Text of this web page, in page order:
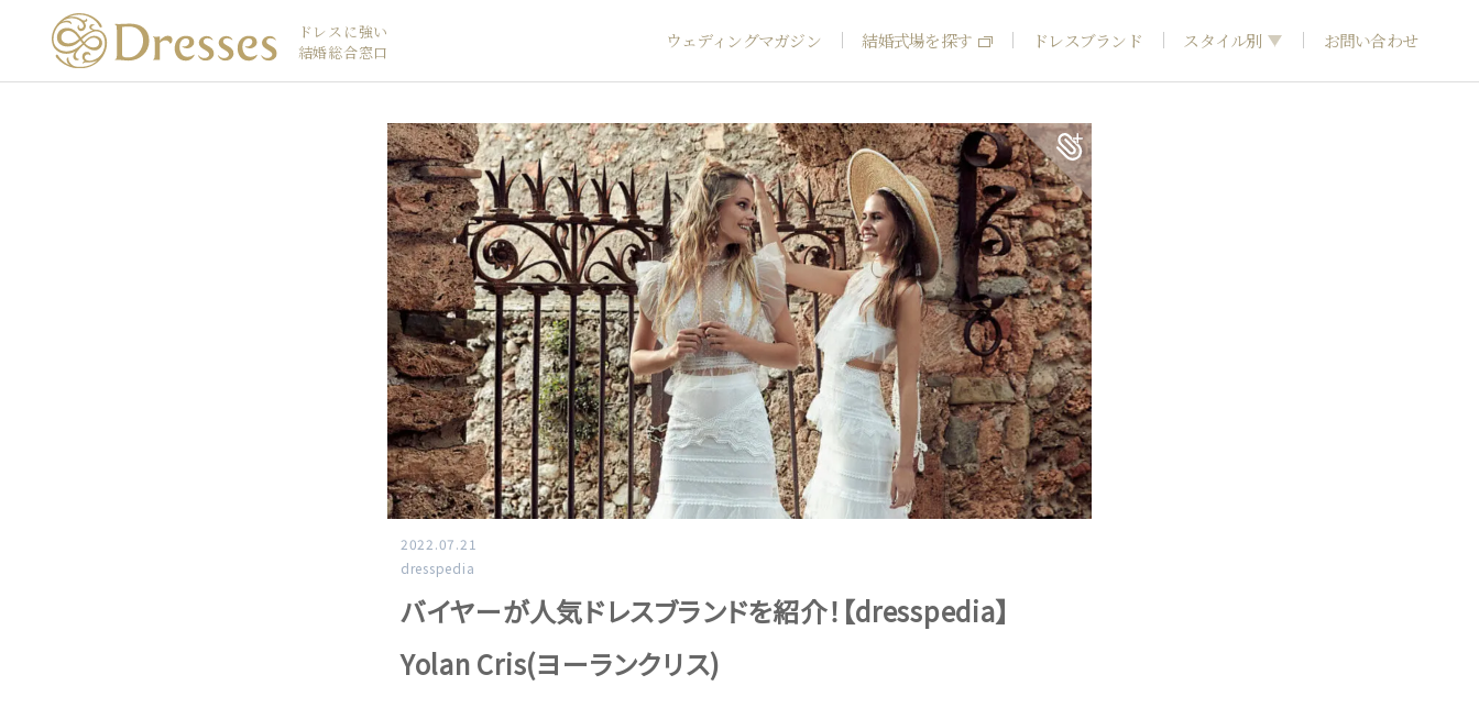
ドレスに強い
結婚総合窓口
ウェディングマガジン 結婚式場を探す ドレスブランド スタイル別 お問い合わせ
2022.07.21
dresspedia
バイヤーが人気ドレスブランドを紹介！【dresspedia】
Yolan Cris(ヨーランクリス)